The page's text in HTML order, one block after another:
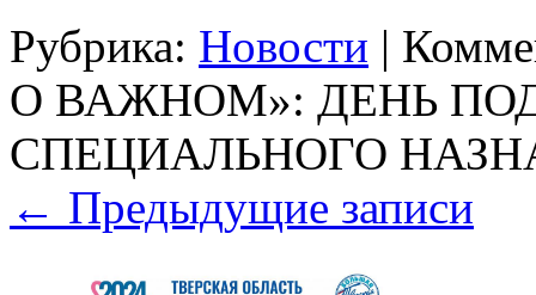
Рубрика: Новости |
О ВАЖНОМ»: ДЕНЬ
СПЕЦИАЛЬНОГО
← Предыдущие записи